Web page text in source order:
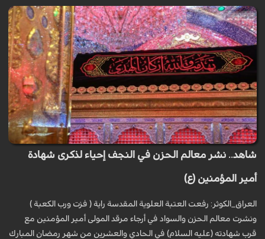
شاهد.. نشر معالم الحزن في النجف إحياء لذكرى شهادة
أمير المؤمنين (ع)
العراق_الكوثر: رفعت العتبة العلوية المقدسة راية ( فزت ورب الكعبة )
ونشرت معالم الحزن والسواد في أرجاء مرقد المولى أمير المؤمنين مع
قرب شهادته (عليه السلام) في الحادي والعشرين من شهر رمضان المبارك